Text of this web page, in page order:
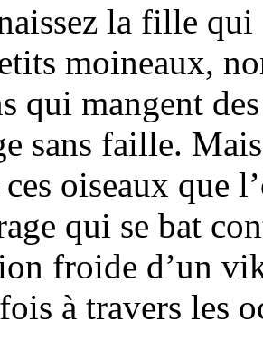
la fille qui
moineaux,
qui mangent
sans faille.
oiseaux que
qui se bat
froide d’un
à travers les